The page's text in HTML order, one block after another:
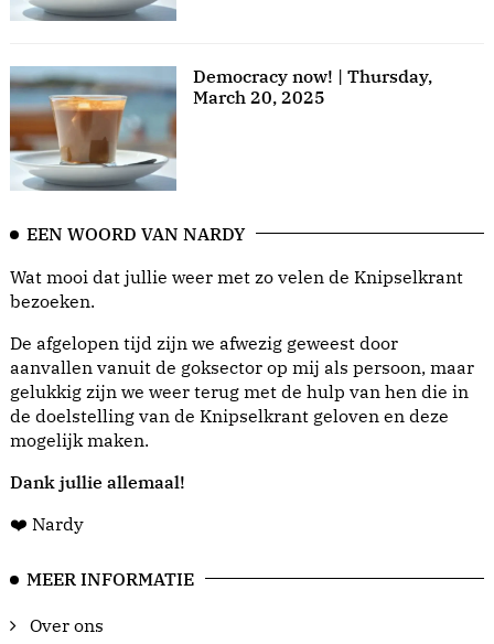
Democracy now! | Thursday,
March 20, 2025
EEN WOORD VAN NARDY
Wat mooi dat jullie weer met zo velen de Knipselkrant
bezoeken.
De afgelopen tijd zijn we afwezig geweest door
aanvallen vanuit de goksector op mij als persoon, maar
gelukkig zijn we weer terug met de hulp van hen die in
de doelstelling van de Knipselkrant geloven en deze
mogelijk maken.
Dank jullie allemaal!
❤️ Nardy
MEER INFORMATIE
Over ons